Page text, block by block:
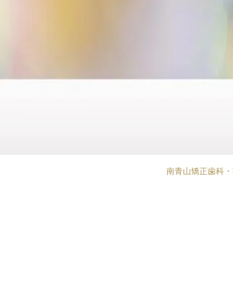
南青山矯正歯科